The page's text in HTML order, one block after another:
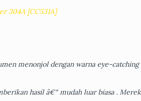
menonjol dengan warna eye-catching
hasil â€“ mudah luar biasa .